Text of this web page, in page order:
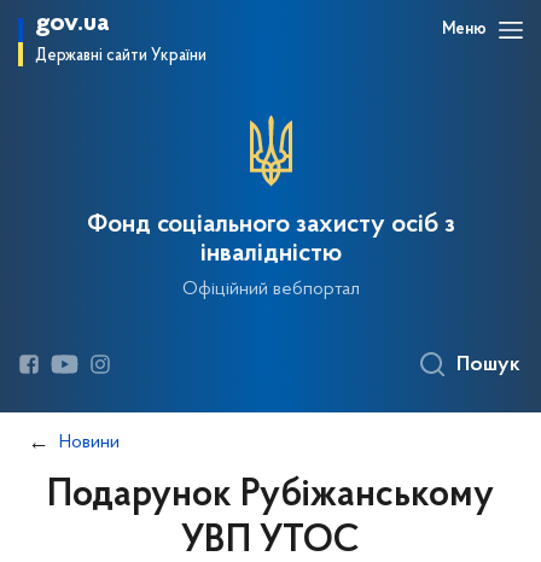
gov.ua
Державні сайти України
Меню
Фонд соціального захисту осіб з
інвалідністю
Офіційний вебпортал
Пошук
Новини
Подарунок Рубіжанському
УВП УТОС